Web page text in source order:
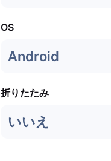
OS
Android
折りたたみ
いいえ